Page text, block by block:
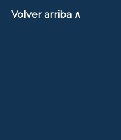
Volver arriba ∧